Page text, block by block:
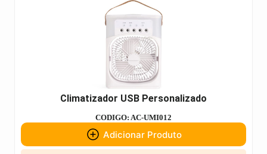
Climatizador USB Personalizado
CODIGO: AC-UMI012
Adicionar Produto